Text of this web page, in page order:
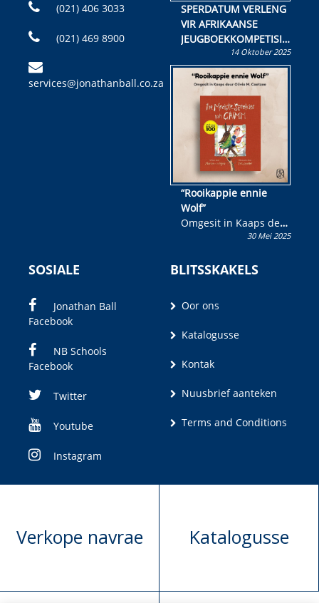
(021) 406 3033
(021) 469 8900
services@jonathanball.co.za
SPERDATUM VERLENG
VIR AFRIKAANSE
JEUGBOEKKOMPETISIE
Skryf ’n jeugboek of
kinderboek en staan ’n
kans om R50 000 te
wen!
14 Oktober 2025
“Rooikappie ennie
Wolf”
Omgesit in Kaaps deur
Olivia M. Coetzee30 Mei 2025
SOSIALE
Jonathan Ball
Facebook
NB Schools
Facebook
Twitter
Youtube
Instagram
BLITSSKAKELS
Oor ons
Katalogusse
Kontak
Nuusbrief aanteken
Terms and Conditions
Verkope navrae Katalogusse